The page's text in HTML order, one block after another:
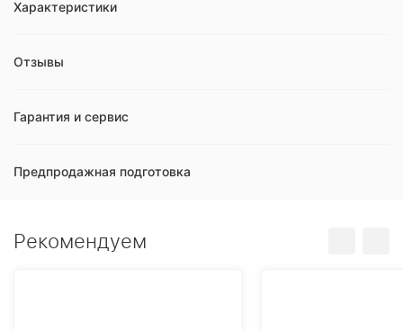
Характеристики
Отзывы
Гарантия и сервис
Предпродажная подготовка
Рекомендуем